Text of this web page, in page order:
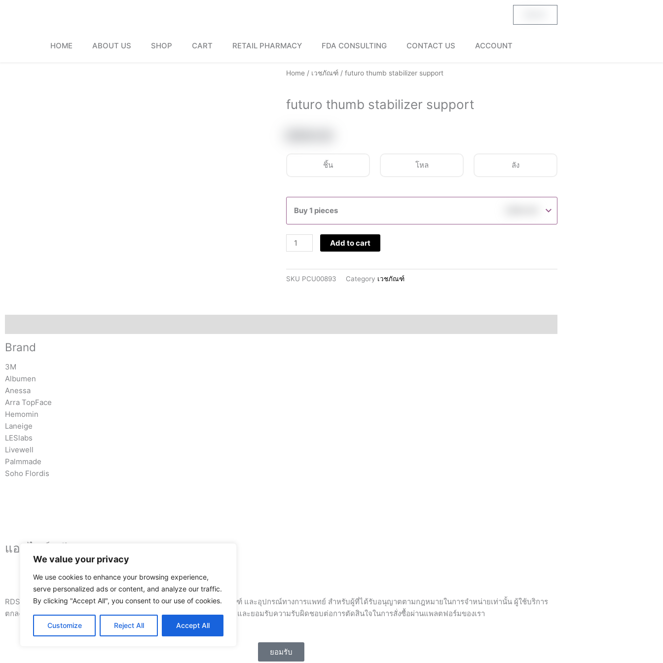
We value your privacy
We use cookies to enhance your browsing experience,
serve personalized ads or content, and analyze our traffic.
By clicking "Accept All", you consent to our use of cookies.
Customize Reject All Accept All
HOME ABOUT US SHOP CART RETAIL PHARMACY FDA CONSULTING CONTACT US ACCOUNT
Home / เวชภัณฑ์ / futuro thumb stabilizer support
futuro thumb stabilizer support
ชิ้น โหล ลัง
Buy 1 pieces
stabilizer
quantity
Add to cart
SKU PCU00893 Category เวชภัณฑ์
Brand
3M
Albumen
Anessa
Arra TopFace
Hemomin
Laneige
LESlabs
Livewell
Palmmade
Soho Flordis
แอดไลน์ ปรึกษาเภสัชกร
RDS PHARMA เป็นแพลตฟอร์มอีคอมเมิร์ซที่นำเสนอผลิตภัณฑ์ยา เวชภัณฑ์ และอุปกรณ์ทางการแพทย์ สำหรับผู้ที่ได้รับอนุญาตตามกฎหมายในการจำหน่ายเท่านั้น ผู้ใช้บริการ
ตกลงที่จะปฏิบัติตามกฎระเบียบที่เกี่ยวข้องกับการซื้อขายผลิตภัณฑ์ทั้งหมด และยอมรับความรับผิดชอบต่อการตัดสินใจในการสั่งซื้อผ่านแพลตฟอร์มของเรา
ยอมรับ